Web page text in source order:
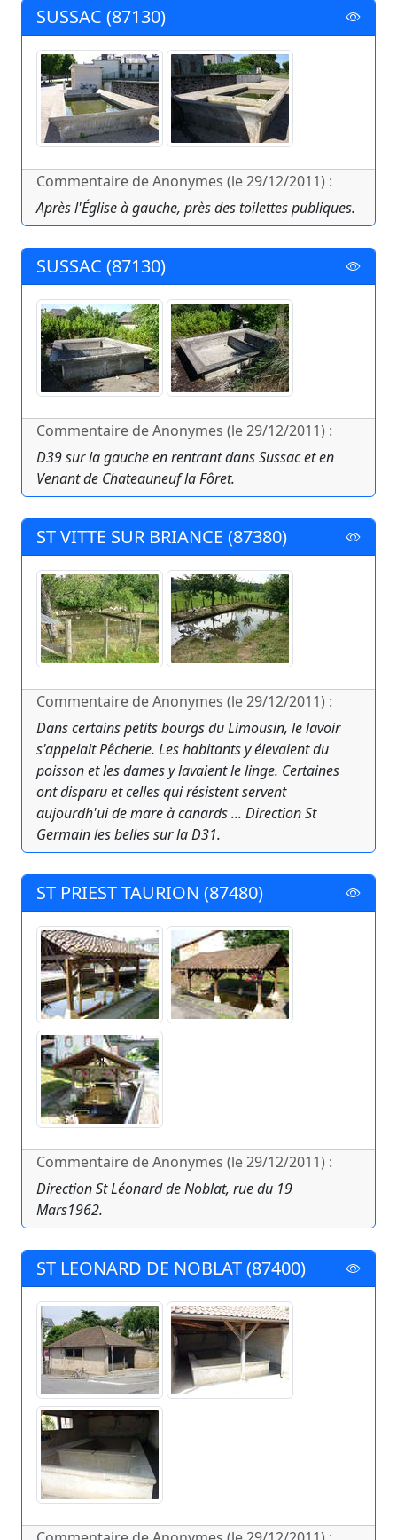
SUSSAC (87130)
Commentaire de Anonymes (le 29/12/2011) :
Après l'Église à gauche, près des toilettes publiques.
SUSSAC (87130)
Commentaire de Anonymes (le 29/12/2011) :
D39 sur la gauche en rentrant dans Sussac et en
Venant de Chateauneuf la Fôret.
ST VITTE SUR BRIANCE (87380)
Commentaire de Anonymes (le 29/12/2011) :
Dans certains petits bourgs du Limousin, le lavoir
s'appelait Pêcherie. Les habitants y élevaient du
poisson et les dames y lavaient le linge. Certaines
ont disparu et celles qui résistent servent
aujourdh'ui de mare à canards ... Direction St
Germain les belles sur la D31.
ST PRIEST TAURION (87480)
Commentaire de Anonymes (le 29/12/2011) :
Direction St Léonard de Noblat, rue du 19
Mars1962.
ST LEONARD DE NOBLAT (87400)